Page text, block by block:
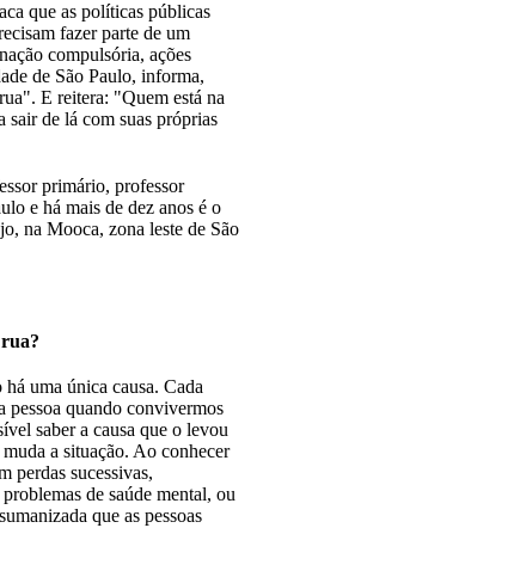
que as políticas públicas
fazer parte de um
compulsória, ações
de São Paulo, informa,
E reitera: "Quem está na
sair de lá com suas próprias
primário, professor
e há mais de dez anos é o
na Mooca, zona leste de São
uma única causa. Cada
pessoa quando convivermos
saber a causa que o levou
a situação. Ao conhecer
perdas sucessivas,
de saúde mental, ou
que as pessoas